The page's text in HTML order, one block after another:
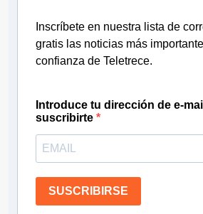
Inscríbete en nuestra lista de
gratis las noticias más
confianza de Teletrece.
Introduce tu dirección de e-
suscribirte
SUSCRIBIRSE